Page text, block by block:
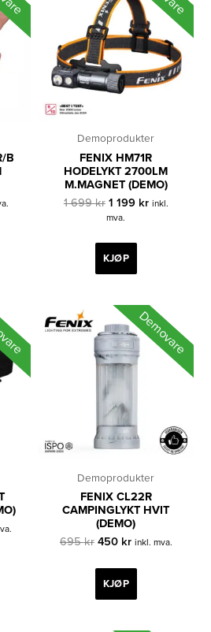
B
Demoprodukter
FENIX HM71R
HODELYKT 2700LM
M.MAGNET (DEMO)
1 699kr Opprinnelig
pris
1
699 kr.
1 199 krNåværende
inkl.
mva.
KJØP
Demovare
Demoprodukter
FENIX CL22R
CAMPINGLYKT HVIT
(DEMO)
695kr Opprinnelig
var:
695 kr.
450 krNåværende
er:
inkl. mva.
KJØP